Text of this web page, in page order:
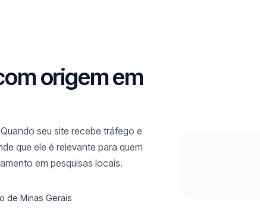
origem em
seu site recebe tráfego e
que ele é relevante para quem
em pesquisas locais.
de Minas Gerais